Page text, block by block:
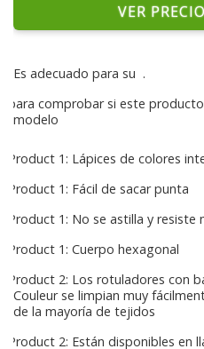
VER
Es adecuado para su .
para comprobar si este
modelo
Product 1: Lápices de colores
Product 1: Fácil de sacar punta
Product 1: No se astilla y resiste
Product 1: Cuerpo hexagonal
Product 2: Los rotuladores con
Couleur se limpian muy
de la mayoría de tejidos
Product 2: Están disponibles en